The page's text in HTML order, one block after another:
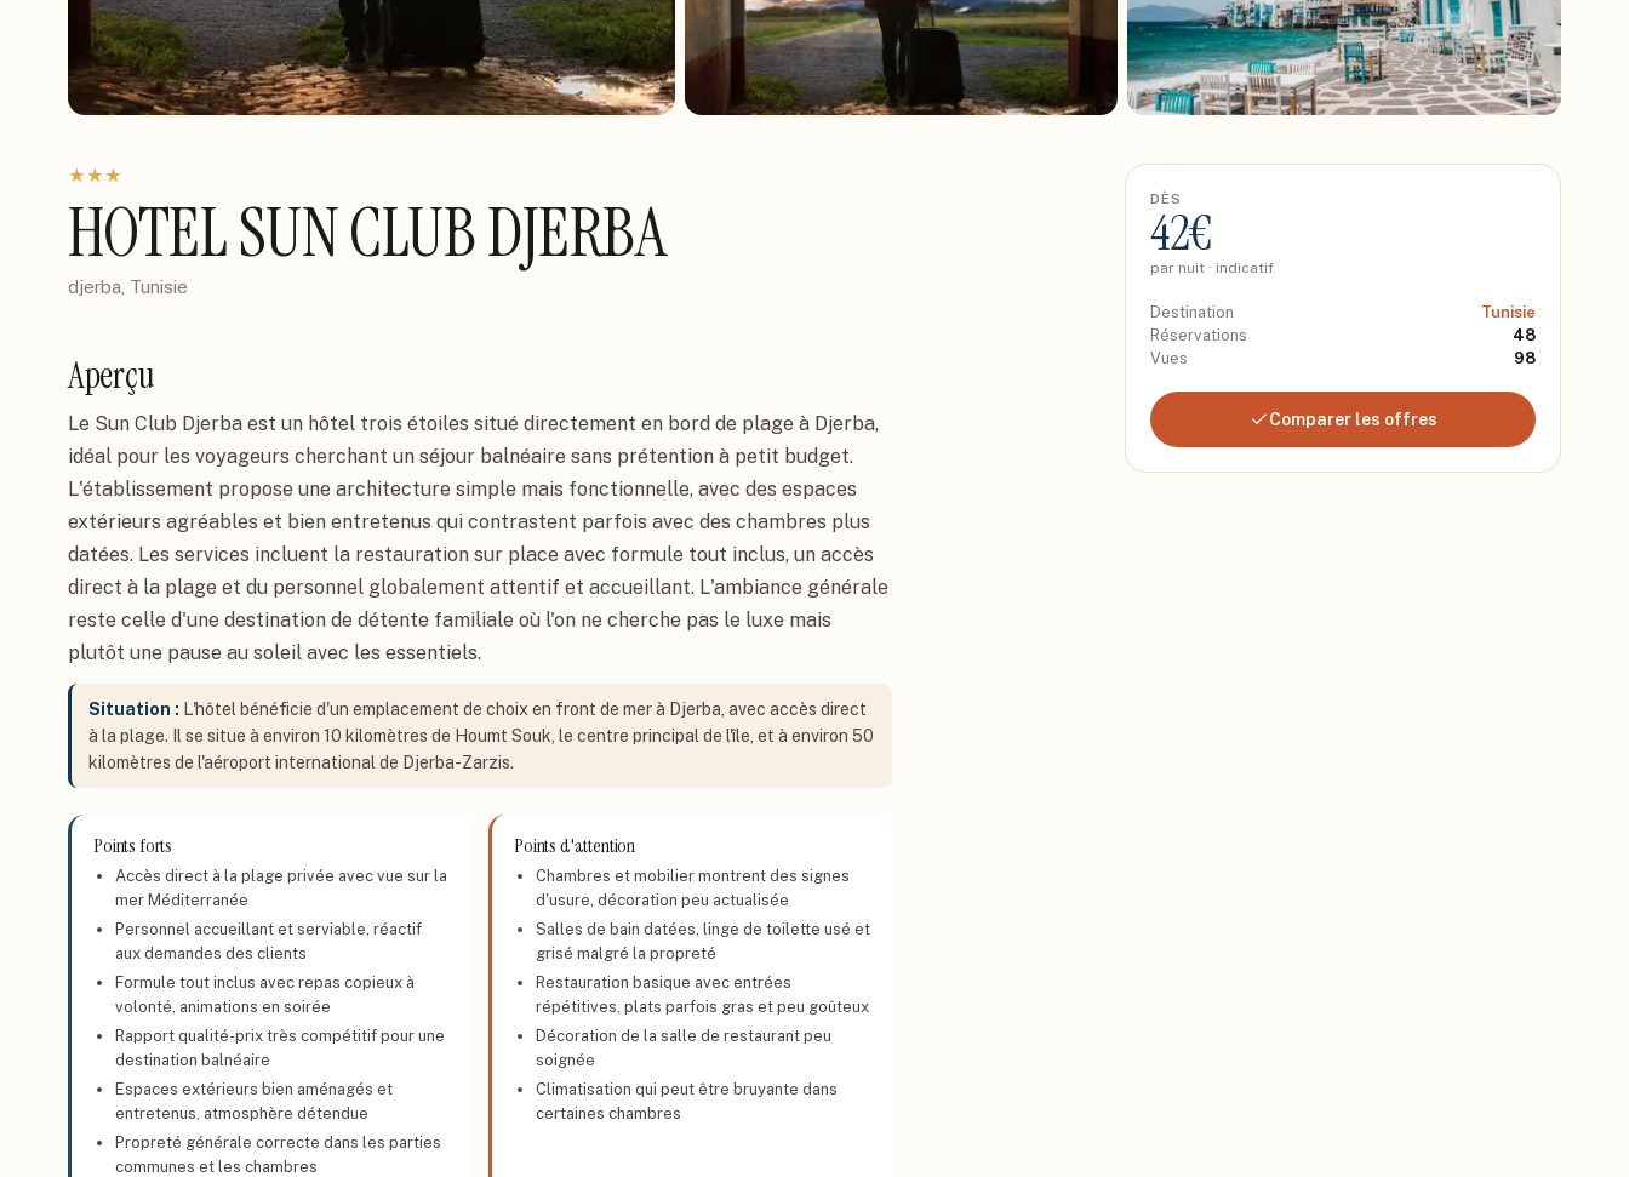
★★★
HOTEL SUN CLUB DJERBA
djerba, Tunisie
Aperçu
Le Sun Club Djerba est un hôtel trois étoiles situé directement en bord de plage à Djerba,
idéal pour les voyageurs cherchant un séjour balnéaire sans prétention à petit budget.
L'établissement propose une architecture simple mais fonctionnelle, avec des espaces
extérieurs agréables et bien entretenus qui contrastent parfois avec des chambres plus
datées. Les services incluent la restauration sur place avec formule tout inclus, un accès
direct à la plage et du personnel globalement attentif et accueillant. L'ambiance générale
reste celle d'une destination de détente familiale où l'on ne cherche pas le luxe mais
plutôt une pause au soleil avec les essentiels.
Situation : L'hôtel bénéficie d'un emplacement de choix en front de mer à Djerba, avec accès direct
à la plage. Il se situe à environ 10 kilomètres de Houmt Souk, le centre principal de l'île, et à environ 50
kilomètres de l'aéroport international de Djerba-Zarzis.
Points forts
Accès direct à la plage privée avec vue sur la
mer Méditerranée
Personnel accueillant et serviable, réactif
aux demandes des clients
Formule tout inclus avec repas copieux à
volonté, animations en soirée
Rapport qualité-prix très compétitif pour une
destination balnéaire
Espaces extérieurs bien aménagés et
entretenus, atmosphère détendue
Propreté générale correcte dans les parties
communes et les chambres
Points d'attention
Chambres et mobilier montrent des signes
d'usure, décoration peu actualisée
Salles de bain datées, linge de toilette usé et
grisé malgré la propreté
Restauration basique avec entrées
répétitives, plats parfois gras et peu goûteux
Décoration de la salle de restaurant peu
soignée
Climatisation qui peut être bruyante dans
certaines chambres
DÈS
42€
par nuit · indicatif
Destination
Tunisie
Réservations
48
Vues
98
Comparer les offres